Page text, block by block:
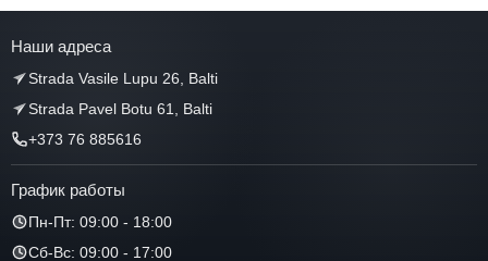
Наши адреса
Strada Vasile Lupu 26, Balti
Strada Pavel Botu 61, Balti
+373 76 885616
График работы
Пн-Пт: 09:00 - 18:00
Сб-Вс: 09:00 - 17:00